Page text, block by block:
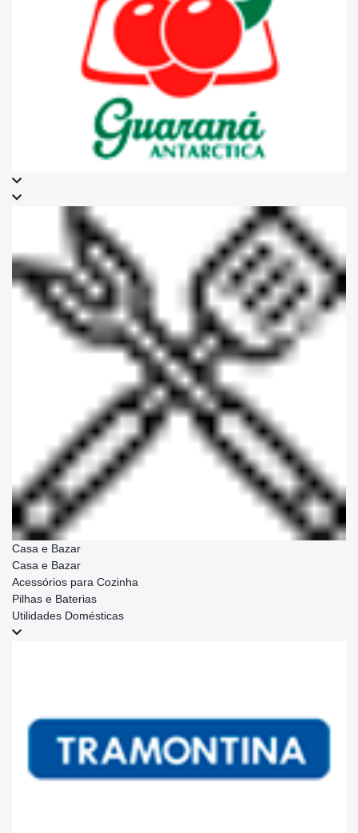
Casa e Bazar
Casa e Bazar
Acessórios para Cozinha
Pilhas e Baterias
Utilidades Domésticas